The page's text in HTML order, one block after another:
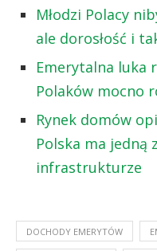
Młodzi Polacy
ale dorosłość i
Emerytalna luka
Polaków mocno
Rynek domów
Polska ma jedną
infrastrukturze
DOCHODY EMERYTÓW